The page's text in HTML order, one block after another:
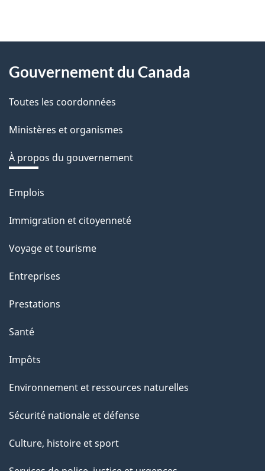
v
o
t
r
r
é
t
r
a
c
i
o
s
u
c
e
t
About
this
site
Gouvernement du Canada
Toutes les coordonnées
Ministères et organismes
À propos du gouvernement
Thèmes
sujets
Emplois
Immigration et citoyenneté
Voyage et tourisme
Entreprises
Prestations
Santé
Impôts
Environnement et ressources naturelles
Sécurité nationale et défense
Culture, histoire et sport